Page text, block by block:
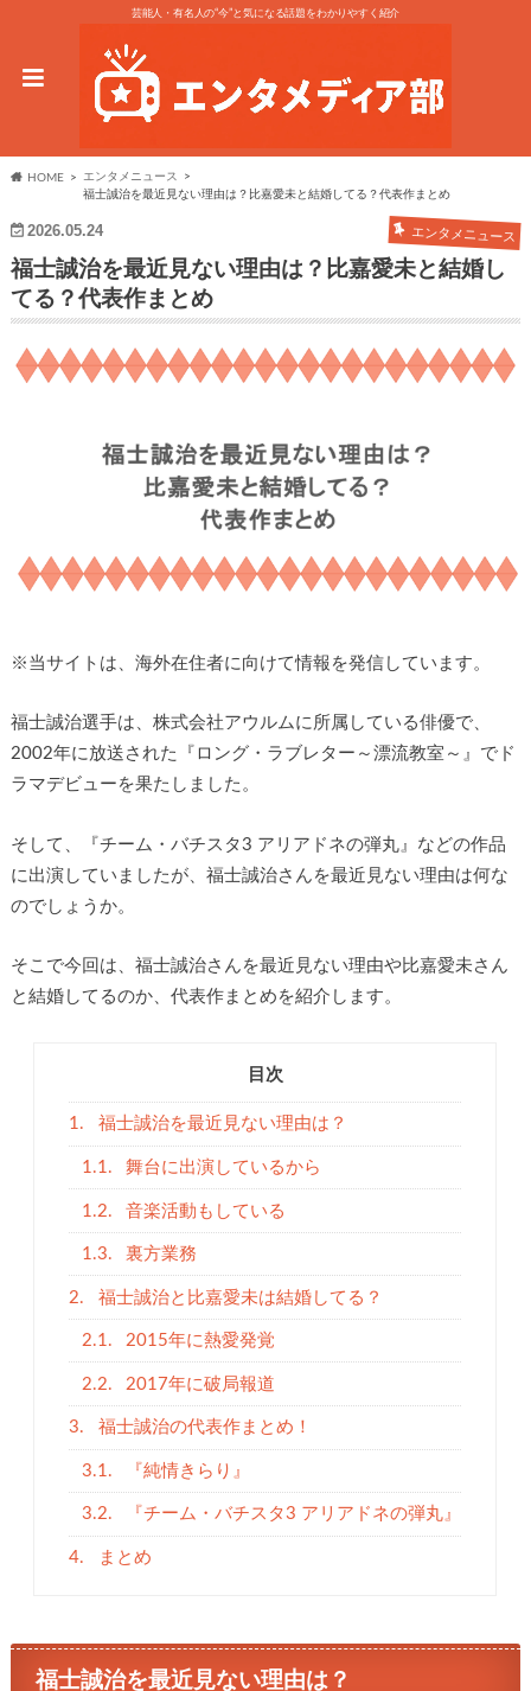
芸能人・有名人の“今”と気になる話題をわかりやすく紹介
HOME
エンタメニュース
福士誠治を最近見ない理由は？比嘉愛未と結婚してる？代表作まとめ
2026.05.24 エンタメニュース
福士誠治を最近見ない理由は？比嘉愛未と結婚し
てる？代表作まとめ
※ 当サイトは、海外在住者に向けて情報を発信しています。
福士誠治選手は、株式会社アウルムに所属している俳優で、
2002年に放送された『ロング・ラブレター～漂流教室～』でド
ラマデビューを果たしました。
そして、『チーム・バチスタ3 アリアドネの弾丸』などの作品
に出演していましたが、福士誠治さんを最近見ない理由は何な
のでしょうか。
そこで今回は、福士誠治さんを最近見ない理由や比嘉愛未さん
と結婚してるのか、代表作まとめを紹介します。
目次
1. 福士誠治を最近見ない理由は？
1.1. 舞台に出演しているから
1.2. 音楽活動もしている
1.3. 裏方業務
2. 福士誠治と比嘉愛未は結婚してる？
2.1. 2015年に熱愛発覚
2.2. 2017年に破局報道
3. 福士誠治の代表作まとめ！
3.1. 『純情きらり』
3.2. 『チーム・バチスタ3 アリアドネの弾丸』
4. まとめ
福士誠治を最近見ない理由は？